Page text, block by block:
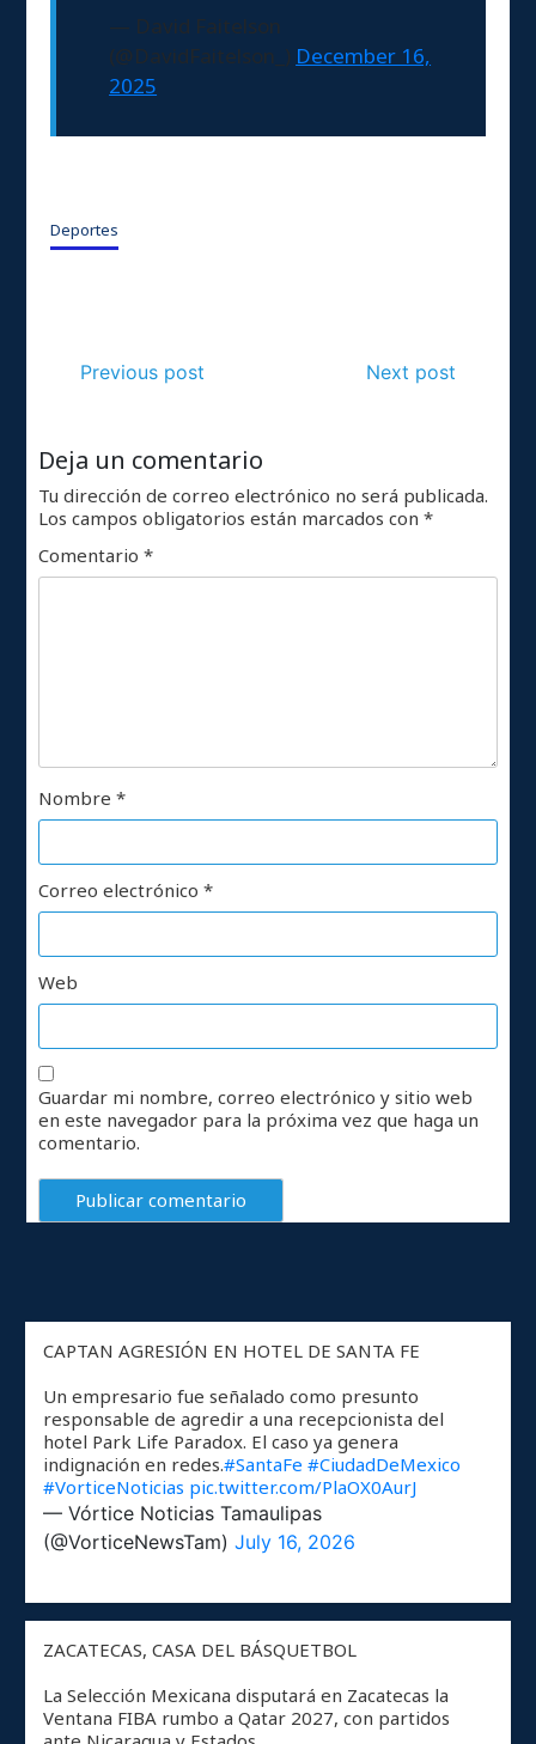
— David Faitelson
(@DavidFaitelson_) December 16,
2025
Deportes
Previous post Next post
Deja un comentario
Tu dirección de correo electrónico no será publicada.
Los campos obligatorios están marcados con*
Comentario*
Nombre*
Correo electrónico*
Web
Guardar mi nombre, correo electrónico y sitio web
en este navegador para la próxima vez que haga un
comentario.
CAPTAN AGRESIÓN EN HOTEL DE SANTA FE
Un empresario fue señalado como presunto
responsable de agredir a una recepcionista del
hotel Park Life Paradox. El caso ya genera
indignación en redes.#SantaFe #CiudadDeMexico
#VorticeNoticias pic.twitter.com/PlaOX0AurJ
— Vórtice Noticias Tamaulipas
(@VorticeNewsTam)July 16, 2026
ZACATECAS, CASA DEL BÁSQUETBOL
La Selección Mexicana disputará en Zacatecas la
Ventana FIBA rumbo a Qatar 2027, con partidos